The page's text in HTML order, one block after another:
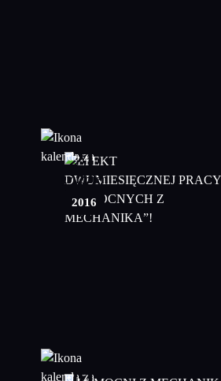
21
grudzień
2016